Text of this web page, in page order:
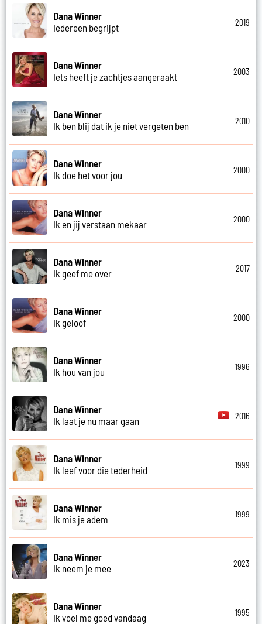
Dana Winner
Iedereen begrijpt
2019
Dana Winner
Iets heeft je zachtjes aangeraakt
2003
Dana Winner
Ik ben blij dat ik je niet vergeten ben
2010
Dana Winner
Ik doe het voor jou
2000
Dana Winner
Ik en jij verstaan mekaar
2000
Dana Winner
Ik geef me over
2017
Dana Winner
Ik geloof
2000
Dana Winner
Ik hou van jou
1996
Dana Winner
Ik laat je nu maar gaan
2016
Dana Winner
Ik leef voor die tederheid
1999
Dana Winner
Ik mis je adem
1999
Dana Winner
Ik neem je mee
2023
Dana Winner
Ik voel me goed vandaag
1995